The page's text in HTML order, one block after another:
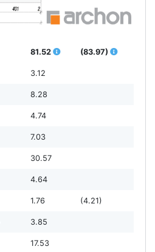
81.52 (83.97)
3.12
8.28
4.74
7.03
30.57
4.64
1.76 (4.21)
3.85
17.53